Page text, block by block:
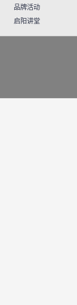
品牌活动
启阳讲堂